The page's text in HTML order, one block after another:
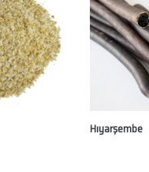
Hıyarşembe